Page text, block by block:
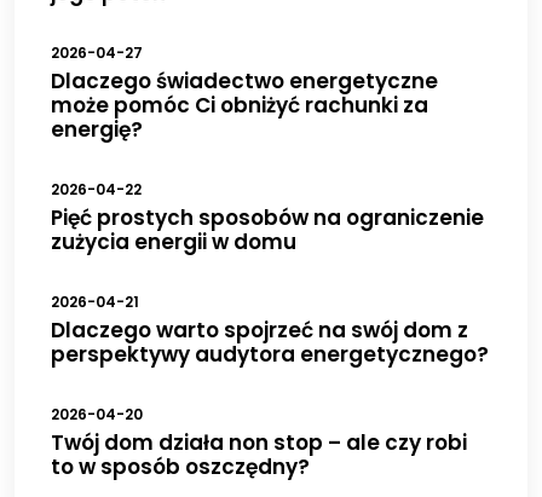
2026-04-27
Dlaczego świadectwo energetyczne
może pomóc Ci obniżyć rachunki za
energię?
2026-04-22
Pięć prostych sposobów na ograniczenie
zużycia energii w domu
2026-04-21
Dlaczego warto spojrzeć na swój dom z
perspektywy audytora energetycznego?
2026-04-20
Twój dom działa non stop – ale czy robi
to w sposób oszczędny?